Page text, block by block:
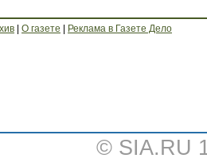
| О газете | Реклама в Газете Дело
© SIA.RU